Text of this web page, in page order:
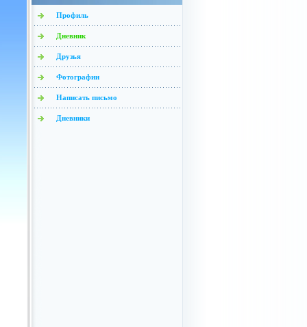
Профиль
Дневник
Друзья
Фотографии
Написать письмо
Дневники